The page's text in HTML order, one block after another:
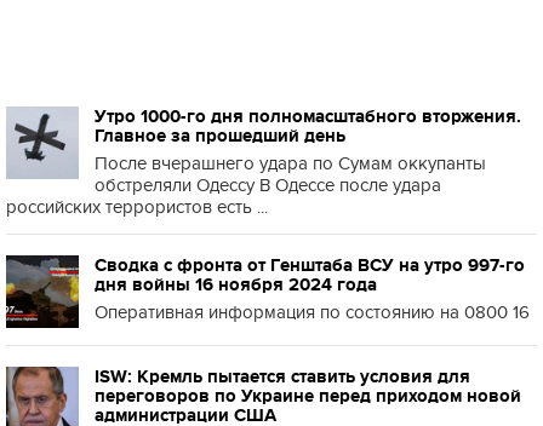
Утро 1000-го дня полномасштабного вторжения.
Главное за прошедший день
После вчерашнего удара по Сумам оккупанты
обстреляли Одессу В Одессе после удара
российских террористов есть ...
Сводка с фронта от Генштаба ВСУ на утро 997-го
дня войны 16 ноября 2024 года
Оперативная информация по состоянию на 0800 16
ISW: Кремль пытается ставить условия для
переговоров по Украине перед приходом новой
администрации США